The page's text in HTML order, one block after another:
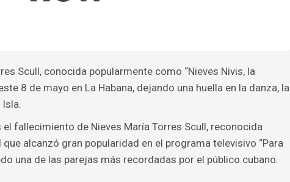
Scull, conocida popularmente como “Nieves Nivis, la
8 de mayo en La Habana, dejando una huella en la danza, la
fallecimiento de Nieves María Torres Scull, reconocida
alcanzó gran popularidad en el programa televisivo “Para
una de las parejas más recordadas por el público cubano.